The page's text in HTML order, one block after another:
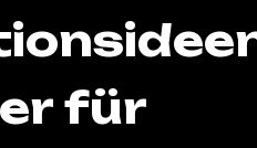
für